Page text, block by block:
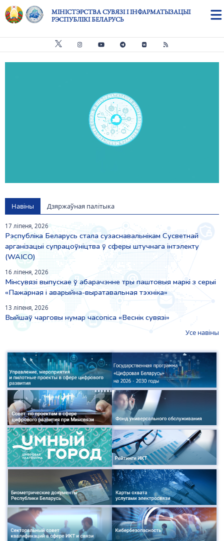
Skip to main content
МІНІСТЭРСТВА СУВЯЗІ І ІНФАРМАТЫЗАЦЫІ
РЭСПУБЛІКІ БЕЛАРУСЬ
Навіны Дзяржаўная палітыка
17 ліпеня, 2026
Рэспубліка Беларусь стала сузаснавальнікам Сусветнай
арганізацыі супрацоўніцтва ў сферы штучнага інтэлекту
(WAICO)
16 ліпеня, 2026
Мінсувязі выпускае ў абарачэнне тры паштовыя маркі з серыі
«Пажарная і аварыйна-выратавальная тэхніка»
13 ліпеня, 2026
Выйшаў чарговы нумар часопіса «Веснiк сувязi»
Усе навіны